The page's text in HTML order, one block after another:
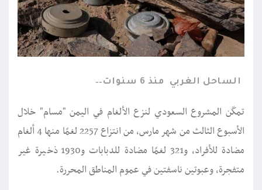
الساحل الغربي منذ 6 سنوات
تمكّن المشروع السعودي لنزع الألغام في اليمن "مسام" خلال
الأسبوع الثالث من شهر مارس، من انتزاع 2257 لغمًا منها 4 ألغام
مضادة للأفراد، و321 لغمًا مضادة للدبابات و1930 ذخيرة غير
متفجرة، وعبوتين ناسفتين في عموم المناطق المحررة.